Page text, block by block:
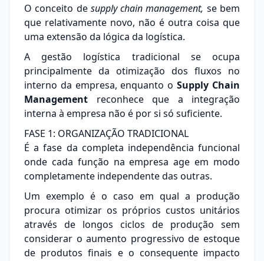
O conceito de supply chain management, se bem
que relativamente novo, não é outra coisa que
uma extensão da lógica da logística.
A gestão logística tradicional se ocupa
principalmente da otimização dos fluxos no
interno da empresa, enquanto oSupply Chain
Management reconhece que a integração
interna à empresa não é por si só suficiente.
FASE 1: ORGANIZAÇÃO TRADICIONAL
É a fase da completa independência funcional
onde cada função na empresa age em modo
completamente independente das outras.
Um exemplo é o caso em qual a produção
procura otimizar os próprios custos unitários
através de longos ciclos de produção sem
considerar o aumento progressivo de estoque
de produtos finais e o consequente impacto